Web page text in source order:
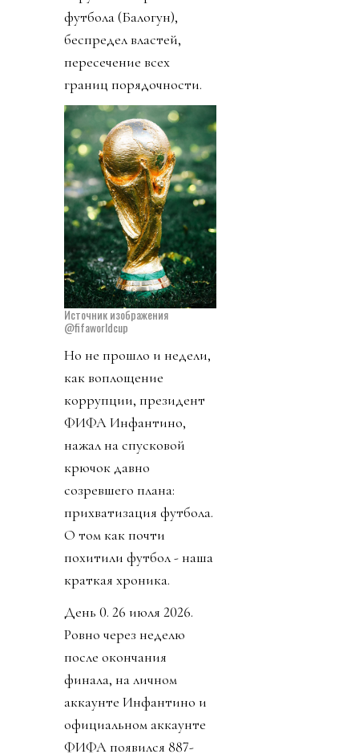
футбола (Балогун),
беспредел властей,
пересечение всех
границ порядочности.
Источник изображения
@fifaworldcup
Но не прошло и недели,
как воплощение
коррупции, президент
ФИФА Инфантино,
нажал на спусковой
крючок давно
созревшего плана:
прихватизация футбола.
О том как почти
похитили футбол - наша
краткая хроника.
День 0. 26 июля 2026.
Ровно через неделю
после окончания
финала, на личном
аккаунте Инфантино и
официальном аккаунте
ФИФА появился 887-